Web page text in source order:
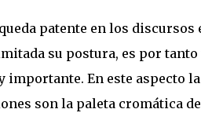
patente en los discursos
su postura, es por
En este aspecto
son la paleta cromática